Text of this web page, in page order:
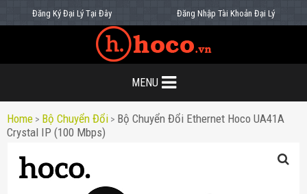
Đăng Ký Đại Lý Tại Đây Đăng Nhập Tài Khoản Đại Lý
MENU
Home > Bộ Chuyển Đổi > Bộ Chuyển Đổi Ethernet Hoco UA41A
Crystal IP (100 Mbps)